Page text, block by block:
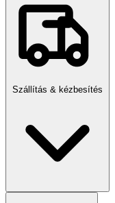
Gyárilag új
Szállítás & kézbesítés